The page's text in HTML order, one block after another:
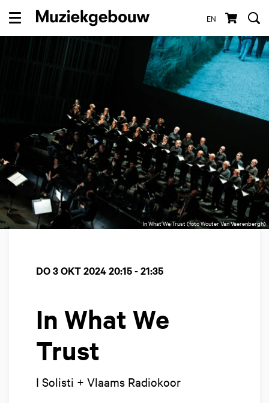
EN
Menu
In What We Trust (foto Wouter Van Vaerenbergh)
In What We
Trust
I Solisti + Vlaams Radiokoor
DO 3 OKT 202420:15 - 21:35